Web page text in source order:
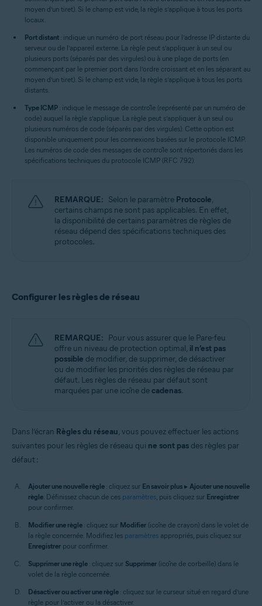
moyen d’un tiret). Si le champ est vide, la règle s’applique à tous les ports
locaux.
Port distant : indique un numéro de port réseau pour l’adresse IP distante du
serveur ou de l’appareil externe. La règle peut s’appliquer à un seul ou
plusieurs ports (séparés par des virgules) ou à une plage de ports (en
commençant par le premier port dans l’ordre croissant et en les séparant au
moyen d’un tiret). Si le champ est vide, la règle s’applique à tous les ports
distants.
Type ICMP : indique le message de contrôle (représenté par un numéro de
code) auquel la règle s’applique. La règle peut s’appliquer à un seul ou
plusieurs numéros de code (séparés par des virgules). Cette option est
disponible uniquement pour les connexions basées sur le protocole ICMP.
Les numéros de code des messages de contrôle sont répertoriés dans les
spécifications techniques du protocole ICMP (RFC 792).
REMARQUE: Selon le paramètre Protocole,
certains champs ne sont pas applicables. En effet,
la disponibilité de certains paramètres de règles de
réseau dépend des spécifications techniques des
protocoles.
Configurer les règles de réseau
REMARQUE: Pour vous assurer que le Pare-feu
offre un niveau de protection optimal, il n’est pas
possible de modifier, de supprimer, de désactiver
ou de modifier les priorités des règles de réseau par
défaut. Les règles de réseau par défaut sont
marquées par une icône decadenas.
Dans l’écran Règles du réseau, vous pouvez effectuer les actions
suivantes pour les règles de réseau qui ne sont pas des règles par
défaut :
Ajouter une nouvelle règle : cliquez sur En savoir plus ▸ Ajouter une nouvelle
règle. Définissez chacun de ces paramètres, puis cliquez sur Enregistrer
pour confirmer.
Modifier une règle : cliquez sur Modifier (icône de crayon) dans le volet de
la règle concernée. Modifiez les paramètres appropriés, puis cliquez sur
Enregistrer pour confirmer.
Supprimer une règle : cliquez sur Supprimer (icône de corbeille) dans le
volet de la règle concernée.
Désactiver ou activer une règle : cliquez sur le curseur situé en regard d’une
règle pour l’activer ou la désactiver.